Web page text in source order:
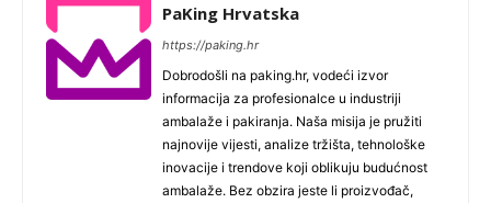
PaKing Hrvatska
https://paking.hr
Dobrodošli na paking.hr, vodeći izvor
informacija za profesionalce u industriji
ambalaže i pakiranja. Naša misija je pružiti
najnovije vijesti, analize tržišta, tehnološke
inovacije i trendove koji oblikuju budućnost
ambalaže. Bez obzira jeste li proizvođač,